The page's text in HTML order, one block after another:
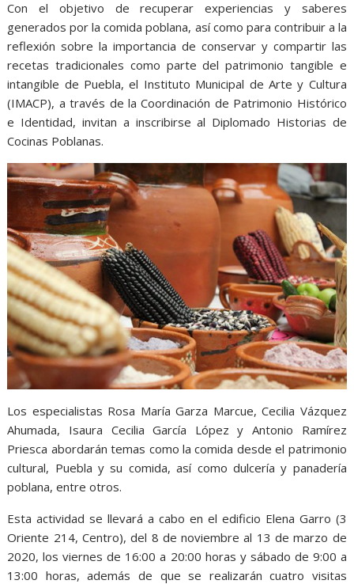
Con el objetivo de recuperar experiencias y saberes
generados por la comida poblana, así como para contribuir a la
reflexión sobre la importancia de conservar y compartir las
recetas tradicionales como parte del patrimonio tangible e
intangible de Puebla, el Instituto Municipal de Arte y Cultura
(IMACP), a través de la Coordinación de Patrimonio Histórico
e Identidad, invitan a inscribirse al Diplomado Historias de
Cocinas Poblanas.
Los especialistas Rosa María Garza Marcue, Cecilia Vázquez
Ahumada, Isaura Cecilia García López y Antonio Ramírez
Priesca abordarán temas como la comida desde el patrimonio
cultural, Puebla y su comida, así como dulcería y panadería
poblana, entre otros.
Esta actividad se llevará a cabo en el edificio Elena Garro (3
Oriente 214, Centro), del 8 de noviembre al 13 de marzo de
2020, los viernes de 16:00 a 20:00 horas y sábado de 9:00 a
13:00 horas, además de que se realizarán cuatro visitas